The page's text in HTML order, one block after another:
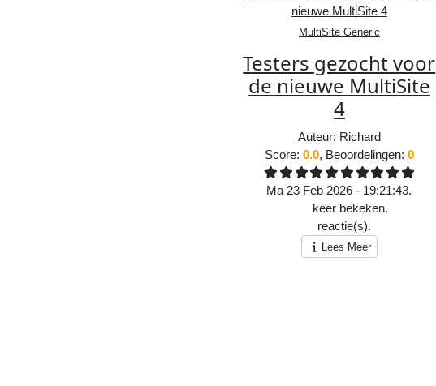
MultiSite Generic
Testers gezocht voor
de nieuwe MultiSite
4
Auteur: Richard
Score: 0.0, Beoordelingen: 0
Ma 23 Feb 2026 - 19:21:43.
keer bekeken.
reactie(s).
Lees Meer